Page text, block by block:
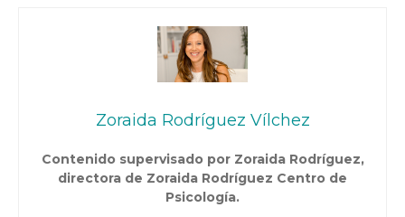
Zoraida Rodríguez Vílchez
Contenido supervisado por Zoraida Rodríguez,
directora de Zoraida Rodríguez Centro de
Psicología.